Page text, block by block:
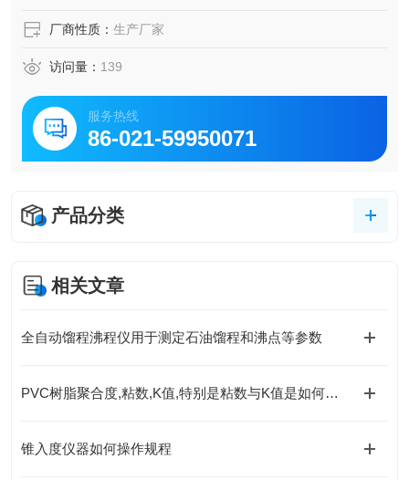
厂商性质： 生产厂家
访问量： 139
服务热线
86-021-59950071
产品分类
相关文章
全自动馏程沸程仪用于测定石油馏程和沸点等参数
PVC树脂聚合度,粘数,K值,特别是粘数与K值是如何计算出来的?
锥入度仪器如何操作规程